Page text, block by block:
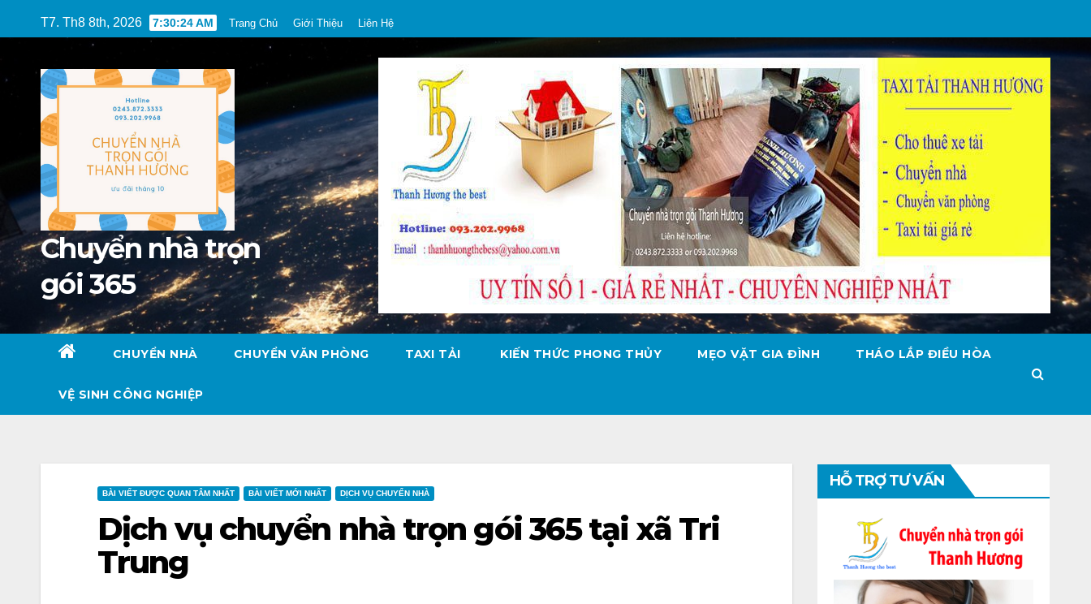
to
T7. Th8 8th, 2026 7:30:25 AM Trang Chủ Giới Thiệu Liên Hệ
Chuyển nhà trọn
gói 365
CHUYỂN NHÀ CHUYỂN VĂN PHÒNG TAXI TẢI KIẾN THỨC PHONG THỦY MẸO VẶT GIA ĐÌNH THÁO LẮP ĐIỀU HÒA
VỆ SINH CÔNG NGHIỆP
BÀI VIẾT ĐƯỢC QUAN TÂM NHẤT BÀI VIẾT MỚI NHẤT DỊCH VỤ CHUYỂN NHÀ
Dịch vụ chuyển nhà trọn gói 365 tại xã Tri
Trung
HỖ TRỢ TƯ VẤN